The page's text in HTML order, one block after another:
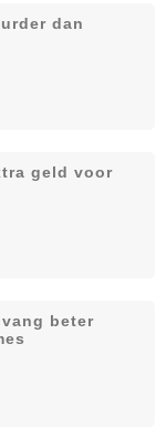
dan
geld voor
beter